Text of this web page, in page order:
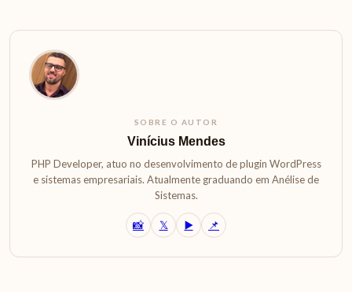
SOBRE O AUTOR
Vinícius Mendes
PHP Developer, atuo no desenvolvimento de plugin WordPress
e sistemas empresariais. Atualmente graduando em Anélise de
Sistemas.
📸 𝕏 ▶️ 📌